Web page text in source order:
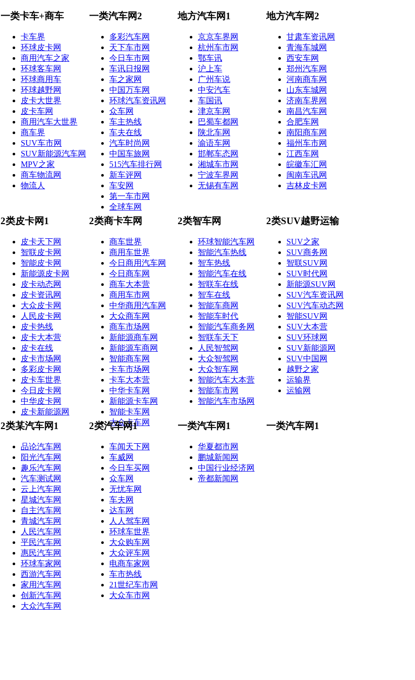
一类卡车+商车
卡车界
环球皮卡网
商用汽车之家
环球客车网
环球商用车
环球越野网
皮卡大世界
皮卡车网
商用汽车大世界
商车界
SUV车市网
SUV新能源汽车网
MPV之家
商车物流网
物流人
一类汽车网2
多彩汽车网
天下车市网
今日车市网
车讯日报网
车之家网
中国万车网
环球汽车资讯网
众车网
车主热线
车夫在线
汽车时尚网
中国车旅网
515汽车排行网
新车评网
车安网
第一车市网
全球车网
地方汽车网1
京京车界网
杭州车市网
鄂车讯
沪上车
广州车说
中安汽车
车国讯
津京车网
巴蜀车都网
陕北车网
渝语车网
邯郸车态网
湘城车市网
宁波车界网
无锡有车网
地方汽车网2
甘肃车资讯网
青海车城网
西安车网
郑州汽车网
河南商车网
山东车城网
济南车界网
南昌汽车网
合肥车网
南阳商车网
福州车市网
江西车网
皖徽车汇网
闽南车讯网
吉林皮卡网
2类皮卡网1
皮卡天下网
智联皮卡网
智能皮卡网
新能源皮卡网
皮卡动态网
皮卡资讯网
大众皮卡网
人民皮卡网
皮卡热线
皮卡大本营
皮卡在线
皮卡市场网
多彩皮卡网
皮卡车世界
今日皮卡网
中华皮卡网
皮卡新能源网
2类商卡车网
商车世界
商用车世界
今日商用汽车网
今日商车网
商车大本营
商用车市网
中华商用汽车网
大众商车网
商车市场网
新能源商车网
新能源车商网
智能商车网
卡车市场网
卡车大本营
中华卡车网
新能源卡车网
智能卡车网
大众卡车网
2类智车网
环球智能汽车网
智能汽车热线
智车热线
智能汽车在线
智联车在线
智车在线
智能车商网
智能车时代
智能汽车商务网
智联车天下
人民智驾网
大众智驾网
大众智车网
智能汽车大本营
智能车市网
智能汽车市场网
2类SUV越野运输
SUV之家
SUV商务网
智联SUV网
SUV时代网
新能源SUV网
SUV汽车资讯网
SUV汽车动态网
智能SUV网
SUV大本营
SUV环球网
SUV新能源网
SUV中国网
越野之家
运输界
运输网
2类某汽车网1
品论汽车网
阳光汽车网
趣乐汽车网
汽车测试网
云上汽车网
星城汽车网
自主汽车网
青城汽车网
人民汽车网
平民汽车网
惠民汽车网
环球车家网
西游汽车网
家用汽车网
创新汽车网
大众汽车网
2类汽车网1
车闻天下网
车威网
今日车买网
众车网
无忧车网
车夫网
达车网
人人驾车网
环球车世界
大众购车网
大众评车网
电商车家网
车市热线
21世纪车市网
大众车市网
一类汽车网1
华夏都市网
鹏城新闻网
中国行业经济网
帝都新闻网
一类汽车网1